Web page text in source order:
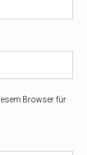
Browser für